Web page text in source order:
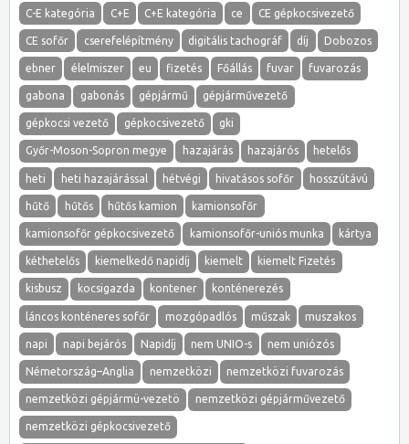
C-E kategória C+E C+E kategória ce CE gépkocsivezető
CE sofőr cserefelépítmény digitális tachográf díj Dobozos
ebner élelmiszer eu fizetés Főállás fuvar fuvarozás
gabona gabonás gépjármű gépjárművezető
gépkocsi vezető gépkocsivezető gki
Győr-Moson-Sopron megye hazajárás hazajárós hetelős
heti heti hazajárással hétvégi hivatásos sofőr hosszútávú
hűtő hűtős hűtős kamion kamionsofőr
kamionsofőr gépkocsivezető kamionsofőr-uniós munka kártya
kéthetelős kiemelkedő napidíj kiemelt kiemelt Fizetés
kisbusz kocsigazda kontener konténerezés
láncos konténeres sofőr mozgópadlós műszak muszakos
napi napi bejárós Napidíj nem UNIO-s nem uniózós
Németország–Anglia nemzetközi nemzetközi fuvarozás
nemzetközi gépjármü-vezetö nemzetközi gépjárművezető
nemzetközi gépkocsivezető